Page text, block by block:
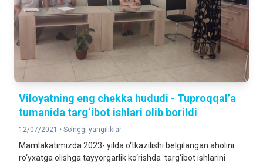
Viloyatning eng chekka hududi - Tuproqqal’a
tumanida targ‘ibot ishlari olib borildi
12/07/2021 • So'nggi yangiliklar
Mamlakatimizda 2023- yilda o‘tkazilishi belgilangan aholini
ro‘yxatga olishga tayyorgarlik ko‘rishda targ‘ibot ishlarini